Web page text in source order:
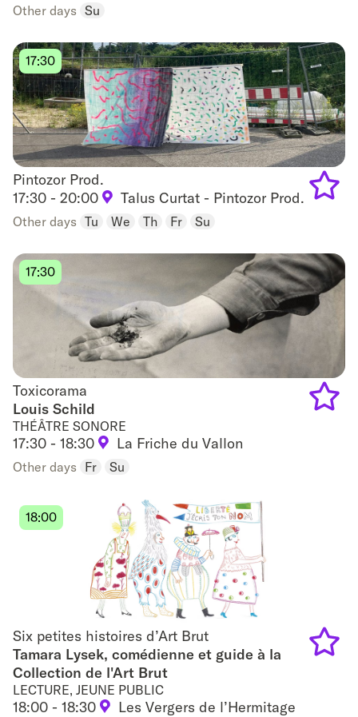
Other days Su
Pintozor Prod.
Pintozor Prod.
17:30 - 20:00
Talus Curtat - Pintozor Prod.
17:30
Other days Tu We Th Fr Su
to
Toxicorama
Toxicorama
Louis Schild
THÉÂTRE SONORE
17:30 - 18:30 La Friche du Vallon
17:30
Other days Fr Su
Six petites histoires d’Art Brut
Six petites histoires d’Art Brut
Tamara Lysek, comédienne et guide à la
Collection de l'Art Brut
LECTURE, JEUNE PUBLIC
18:00 - 18:30 Les Vergers de l’Hermitage
18:00